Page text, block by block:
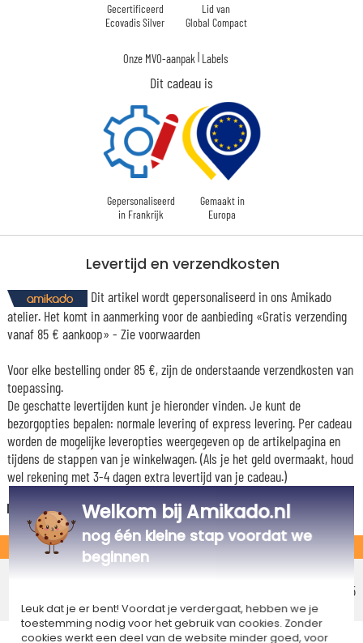
Gecertificeerd
Ecovadis Silver
Lid van
Global Compact
Onze MVO-aanpak | Labels
Dit cadeau is
Gepersonaliseerd
in Frankrijk
Gemaakt in
Europa
Levertijd en verzendkosten
Dit artikel wordt gepersonaliseerd in ons Amikado
atelier. Het komt in aanmerking voor de aanbieding «Gratis verzending
vanaf 85 € aankoop» - Zie voorwaarden
Voor elke bestelling onder 85 €, zijn de onderstaande verzendkosten van
toepassing.
De geschatte levertijden kunt je hieronder vinden. Je kunt de
bezorgopties bepalen: normale levering of express levering. Per cadeau
worden de mogelijke leveropties weergegeven op de artikelpagina en
tijdens de stappen van je winkelwagen. (Als je het geld overmaakt, houd
wel rekening met 3-4 dagen extra levertijd van je cadeau.)
Nederland
Vrijdag 14 augustus 2026
€ 5,25
Voordelig thuisbezorging
Welkom bij Amikado.nl
nog één kleine stap voordat we
beginnen
Leuk dat je er bent! Voordat je verdergaat, hebben we je
toestemming nodig voor het gebruik van cookies. Zonder
cookies werkt een deel van de website minder goed, voor